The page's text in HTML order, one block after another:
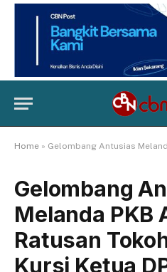
Home » Gelombang Antusias Melanda PKB Aceh,
Gelombang
Melanda PKB
Ratusan
Kursi Ketua